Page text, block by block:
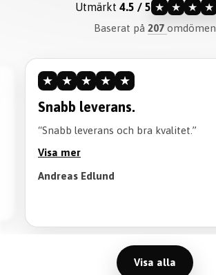
Utmärkt 4.5 / 5 ★ ★ ★ ★
Baserat på 207 omdömen
★ ★ ★ ★ ★
Snabb leverans.
“Snabb leverans och bra kvalitet.”
Visa mer
Andreas Edlund
Visa alla